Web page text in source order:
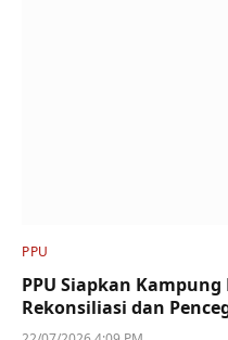
PPU
PPU Siapkan
Rekonsiliasi dan